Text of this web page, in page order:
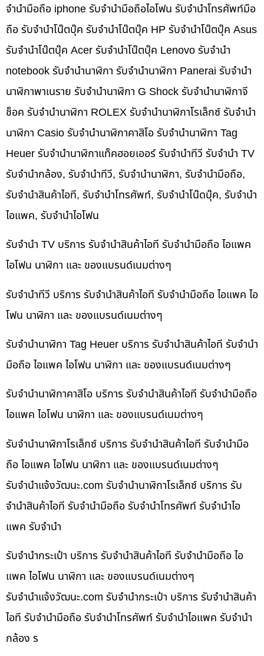
จำนำมือถือ iphone รับจำนำมือถือไอโฟน รับจำนำโทรศัพท์มือ
ถือ รับจำนำโน๊ตบุ๊ค รับจำนำโน๊ตบุ๊ค HP รับจำนำโน๊ตบุ๊ค Asus
รับจำนำโน๊ตบุ๊ค Acer รับจำนำโน๊ตบุ๊ค Lenovo รับจำนำ
notebook รับจำนำนาฬิกา รับจำนำนาฬิกา Panerai รับจำนำ
นาฬิกาพาเนราย รับจำนำนาฬิกา G Shock รับจำนำนาฬิกาจี
ช็อค รับจำนำนาฬิกา ROLEX รับจำนำนาฬิกาโรเล็กซ์ รับจำนำ
นาฬิกา Casio รับจำนำนาฬิกาคาสิโอ รับจำนำนาฬิกา Tag
Heuer รับจำนำนาฬิกาแท็คฮอยเออร์ รับจำนำทีวี รับจำนำ TV
รับจำนำกล้อง, รับจำนำทีวี, รับจำนำนาฬิกา, รับจำนำมือถือ,
รับจำนำสินค้าไอที, รับจำนำโทรศัพท์, รับจำนำโน๊ดบุ๊ค, รับจำนำ
ไอแพค, รับจำนำไอโฟน
รับจำนำ TV บริการ รับจำนำสินค้าไอที รับจำนำมือถือ ไอแพค
ไอโฟน นาฬิกา และ ของแบรนด์เนมต่างๆ
รับจำนำทีวี บริการ รับจำนำสินค้าไอที รับจำนำมือถือ ไอแพค ไอ
โฟน นาฬิกา และ ของแบรนด์เนมต่างๆ
รับจำนำนาฬิกา Tag Heuer บริการ รับจำนำสินค้าไอที รับจำนำ
มือถือ ไอแพค ไอโฟน นาฬิกา และ ของแบรนด์เนมต่างๆ
รับจำนำนาฬิกาคาสิโอ บริการ รับจำนำสินค้าไอที รับจำนำมือถือ
ไอแพค ไอโฟน นาฬิกา และ ของแบรนด์เนมต่างๆ
รับจำนำนาฬิกาโรเล็กซ์ บริการ รับจำนำสินค้าไอที รับจำนำมือ
ถือ ไอแพค ไอโฟน นาฬิกา และ ของแบรนด์เนมต่างๆ
รับจํานําแจ้งวัฒนะ.com รับจำนำนาฬิกาโรเล็กซ์ บริการ รับ
จำนำสินค้าไอที รับจำนำมือถือ รับจำนำโทรศัพท์ รับจำนำไอ
แพค รับจำนำ
รับจำนำกระเป๋า บริการ รับจำนำสินค้าไอที รับจำนำมือถือ ไอ
แพค ไอโฟน นาฬิกา และ ของแบรนด์เนมต่างๆ
รับจํานําแจ้งวัฒนะ.com รับจำนำกระเป๋า บริการ รับจำนำสินค้า
ไอที รับจำนำมือถือ รับจำนำโทรศัพท์ รับจำนำไอแพค รับจำนำ
กล้อง ร